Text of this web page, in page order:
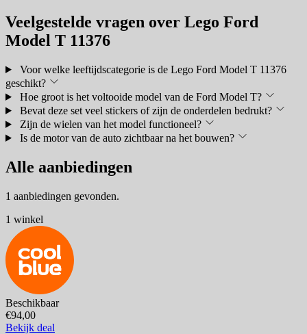
Veelgestelde vragen over Lego Ford
Model T 11376
Voor welke leeftijdscategorie is de Lego Ford Model T 11376
geschikt?
Hoe groot is het voltooide model van de Ford Model T?
Bevat deze set veel stickers of zijn de onderdelen bedrukt?
Zijn de wielen van het model functioneel?
Is de motor van de auto zichtbaar na het bouwen?
Alle aanbiedingen
1 aanbiedingen gevonden.
1 winkel
Beschikbaar
€94,00
Bekijk deal